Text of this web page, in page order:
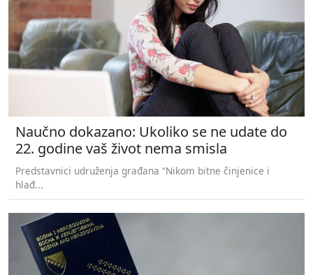
Naučno dokazano: Ukoliko se ne udate do
22. godine vaš život nema smisla
Predstavnici udruženja građana “Nikom bitne činjenice i
hlađ...